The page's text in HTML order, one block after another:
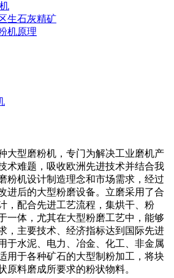
生石灰精矿
机原理
大型磨粉机，专门为解决工业磨机产
术难题，吸收欧洲先进技术并结合我
粉机设计制造理念和市场需求，经过
进后的大型粉磨设备。立磨采用了合
，配合先进工艺流程，集烘干、粉
一体，尤其在大型粉磨工艺中，能够
，主要技术、经济指标达到国际先进
于水泥、电力、冶金、化工、非金属
用于各种矿石的大型制粉加工，将块
原料磨成所要求的粉状物料。